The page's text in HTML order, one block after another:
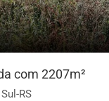
com 2207m²
RS